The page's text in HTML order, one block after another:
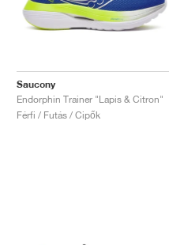
Saucony
Endorphin Trainer "Lapis & Citron"
Férfi / Futás / Cipők